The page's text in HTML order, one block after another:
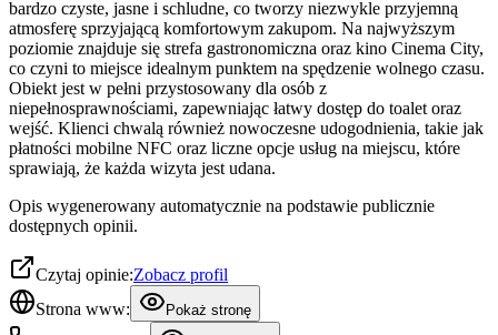
bardzo czyste, jasne i schludne, co tworzy niezwykle przyjemną
atmosferę sprzyjającą komfortowym zakupom. Na najwyższym
poziomie znajduje się strefa gastronomiczna oraz kino Cinema City,
co czyni to miejsce idealnym punktem na spędzenie wolnego czasu.
Obiekt jest w pełni przystosowany dla osób z
niepełnosprawnościami, zapewniając łatwy dostęp do toalet oraz
wejść. Klienci chwalą również nowoczesne udogodnienia, takie jak
płatności mobilne NFC oraz liczne opcje usług na miejscu, które
sprawiają, że każda wizyta jest udana.
Opis wygenerowany automatycznie na podstawie publicznie
dostępnych opinii.
Czytaj opinie:Zobacz profil
Strona www:
Pokaż stronę